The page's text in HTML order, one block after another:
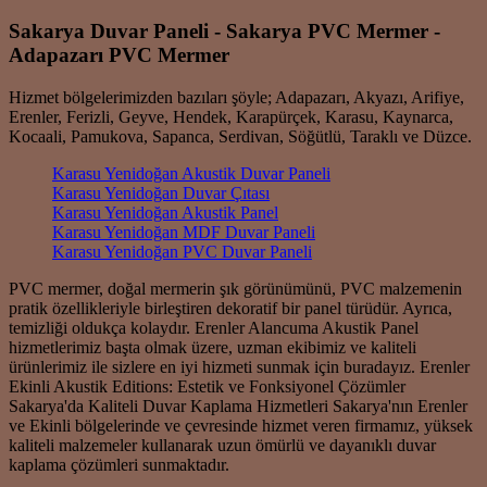
Sakarya Duvar Paneli - Sakarya PVC Mermer -
Adapazarı PVC Mermer
Hizmet bölgelerimizden bazıları şöyle; Adapazarı, Akyazı, Arifiye,
Erenler, Ferizli, Geyve, Hendek, Karapürçek, Karasu, Kaynarca,
Kocaali, Pamukova, Sapanca, Serdivan, Söğütlü, Taraklı ve Düzce.
Karasu Yenidoğan Akustik Duvar Paneli
Karasu Yenidoğan Duvar Çıtası
Karasu Yenidoğan Akustik Panel
Karasu Yenidoğan MDF Duvar Paneli
Karasu Yenidoğan PVC Duvar Paneli
PVC mermer, doğal mermerin şık görünümünü, PVC malzemenin
pratik özellikleriyle birleştiren dekoratif bir panel türüdür. Ayrıca,
temizliği oldukça kolaydır. Erenler Alancuma Akustik Panel
hizmetlerimiz başta olmak üzere, uzman ekibimiz ve kaliteli
ürünlerimiz ile sizlere en iyi hizmeti sunmak için buradayız. Erenler
Ekinli Akustik Editions: Estetik ve Fonksiyonel Çözümler
Sakarya'da Kaliteli Duvar Kaplama Hizmetleri Sakarya'nın Erenler
ve Ekinli bölgelerinde ve çevresinde hizmet veren firmamız, yüksek
kaliteli malzemeler kullanarak uzun ömürlü ve dayanıklı duvar
kaplama çözümleri sunmaktadır.